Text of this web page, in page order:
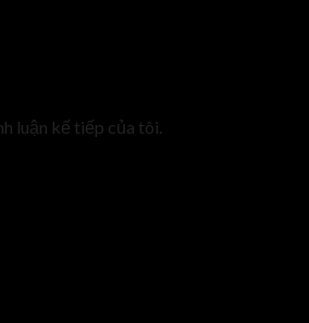
luận kế tiếp của tôi.